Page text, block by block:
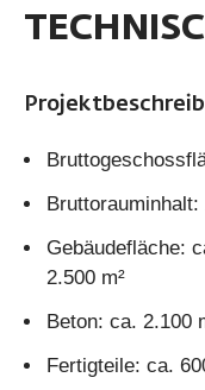
Bruttorauminhalt:
Gebäudefläche:
2.500 m²
Beton: ca. 2.100
Fertigteile: ca.